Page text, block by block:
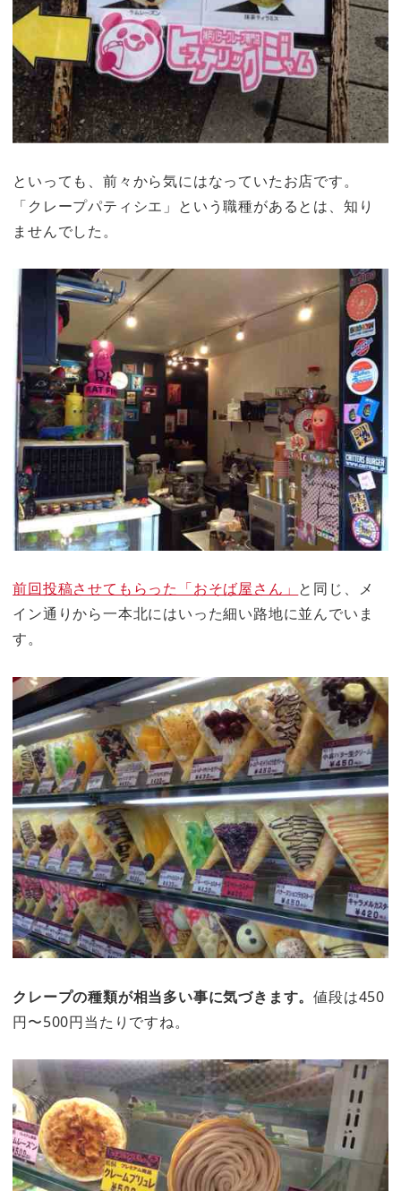
といっても、前々から気にはなっていたお店です。
「クレープパティシエ」という職種があるとは、知り
ませんでした。
前回投稿させてもらった「おそば屋さん」 と同じ、メ
イン通りから一本北にはいった細い路地に並んでいま
す。
クレープの種類が相当多い事に気づきます。値段は450
円〜500円当たりですね。